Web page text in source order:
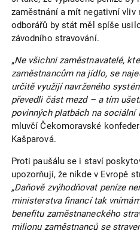
zaměstnání a mít negativní vliv
odborářů by stát měl spíše
závodního stravování.
„Ne všichni zaměstnavatelé,
zaměstnancům na jídlo, se
určitě využijí navrženého
převedli část mezd – a tím
povinných platbách na sociální
mluvčí Čekomoravské
Kašparová.
Proti paušálu se i staví
upozorňují, že nikde v Evropě
„Daňově zvýhodňovat peníze
ministerstva financí tak
benefitu zaměstnaneckého
milionu zaměstnanců se